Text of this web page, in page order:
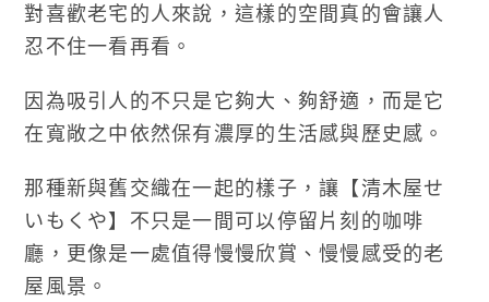
對喜歡老宅的人來說，這樣的空間真的會讓人
忍不住一看再看。
因為吸引人的不只是它夠大、夠舒適，而是它
在寬敞之中依然保有濃厚的生活感與歷史感。
那種新與舊交織在一起的樣子，讓【清木屋せ
いもくや】不只是一間可以停留片刻的咖啡
廳，更像是一處值得慢慢欣賞、慢慢感受的老
屋風景。